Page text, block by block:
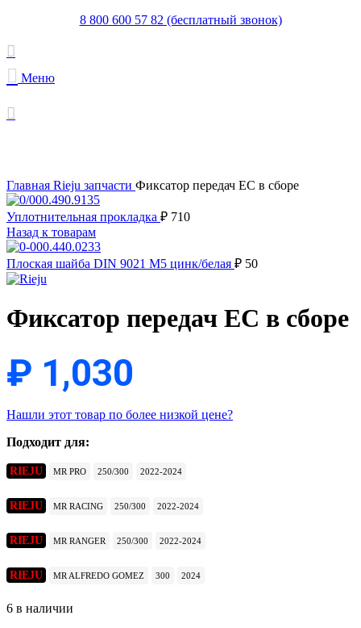
8 800 600 57 82 (бесплатный звонок)
Меню
Главная Rieju запчасти Фиксатор передач EC в сборе
Уплотнительная прокладка ₽ 710
Назад к товарам
Плоская шайба DIN 9021 M5 цинк/белая ₽ 50
Фиксатор передач EC в сборе
₽ 1,030
Нашли этот товар по более низкой цене?
Подходит для:
RIEJU MR PRO 250/300 2022-2024
RIEJU MR RACING 250/300 2022-2024
RIEJU MR RANGER 250/300 2022-2024
RIEJU MR ALFREDO GOMEZ 300 2024
6 в наличии